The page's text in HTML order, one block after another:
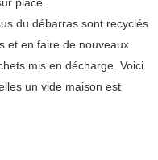
du débarras sont recyclés
et en faire de nouveaux
mis en décharge. Voici
un vide maison est